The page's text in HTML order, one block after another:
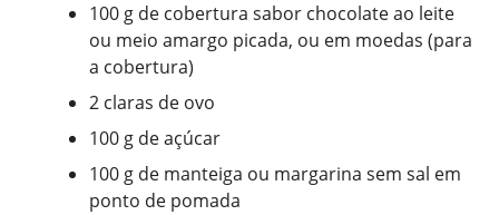
100 g de cobertura sabor chocolate ao leite
ou meio amargo picada, ou em moedas (para
a cobertura)
2 claras de ovo
100 g de açúcar
100 g de manteiga ou margarina sem sal em
ponto de pomada